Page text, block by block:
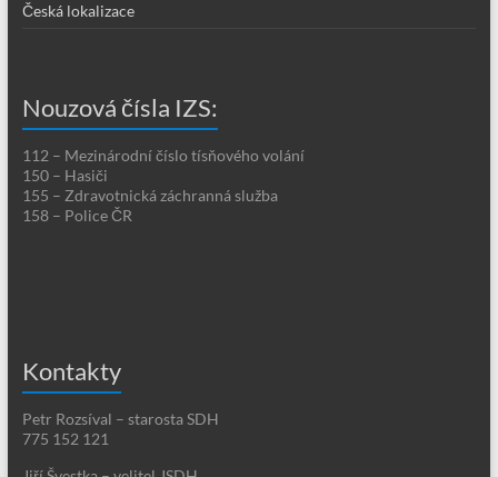
Česká lokalizace
Nouzová čísla IZS:
112 – Mezinárodní číslo tísňového volání
150 – Hasiči
155 – Zdravotnická záchranná služba
158 – Police ČR
Kontakty
Petr Rozsíval – starosta SDH
775 152 121